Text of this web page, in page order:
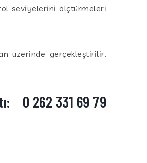
seviyelerini ölçtürmeleri
üzerinde gerçekleştirilir.
0 262 331 69 79